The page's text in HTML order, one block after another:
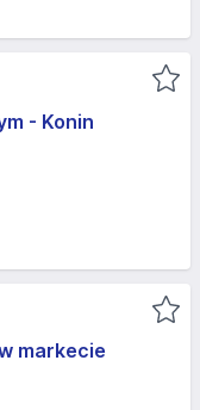
- Konin
markecie